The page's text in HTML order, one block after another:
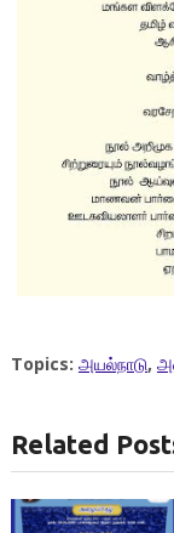
Topics: அயல்நாடு,
Related